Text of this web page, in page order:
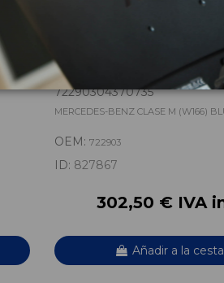
CAJA CAMBIOS 722903
72290304370735
MERCEDES-BENZ CLASE M (W166)
OEM: 722903
ID: 827867
302,50 € IVA
Añadir a la cesta